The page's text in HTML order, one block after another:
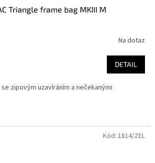
Triangle frame bag MKIII M
Na dotaz
DETAIL
zipovým uzavíráním a nečekanými
Kód: 1814/ZEL